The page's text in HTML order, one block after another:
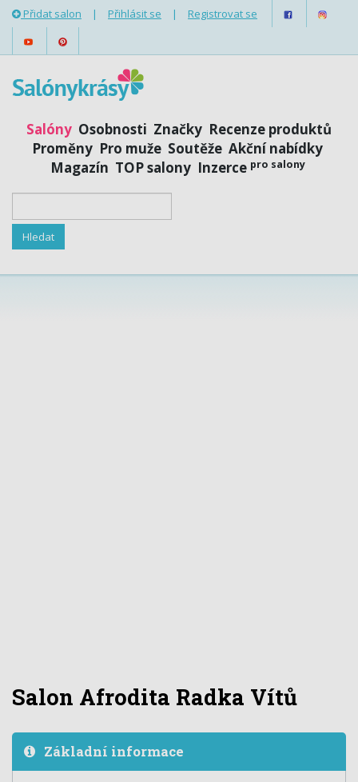
Přidat salon | Přihlásit se | Registrovat se
Salóny Osobnosti Značky Recenze produktů
Proměny Pro muže Soutěže Akční nabídky
Magazín TOP salony Inzerce pro salony
Salon Afrodita Radka Vítů
Základní informace